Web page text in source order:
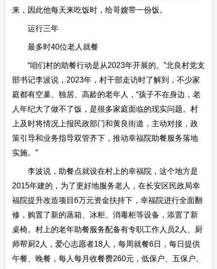
来，因此他每天来吃饭时，给哥嫂带一份饭。
运行三年
最多时40位老人就餐
“咱们村的助餐行动是从2023年开展的。”北良村党支
部书记李波说，2023年，村干部走访时了解到，不少家
庭都有空巢、独居、高龄的老年人，“孩子不在身边，老
人年纪大了做不了饭，是很多家庭面临的现实问题。村
上及时将情况上报民政部门和黄良街道，主动对接，政
策引导和业务指导双管齐下，推动幸福院助餐服务落地
实施。”
李波说，助餐点就设在村上的幸福院，这个地方是
2015年建的，为了更好地服务老人，在长安区民政局幸
福院提升改造项目6万元资金扶持下，幸福院进行全面翻
修，购置了新的蒸箱、冰柜、消毒柜等设备，添置了新
桌椅。村上的老年助餐服务配备有专职工作人员2人、厨
师帮厨2人，爱心志愿者18人，每周就餐6日，每日提供
午餐、晚餐，每人每月收餐费260元，低保户、五保户、